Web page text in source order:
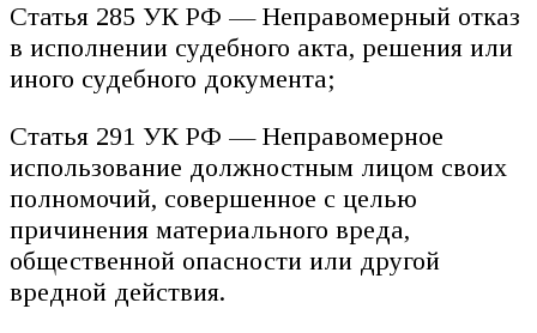
Статья 285 УК РФ — Неправомерный отказ
в исполнении судебного акта, решения или
иного судебного документа;
Статья 291 УК РФ — Неправомерное
использование должностным лицом своих
полномочий, совершенное с целью
причинения материального вреда,
общественной опасности или другой
вредной действия.